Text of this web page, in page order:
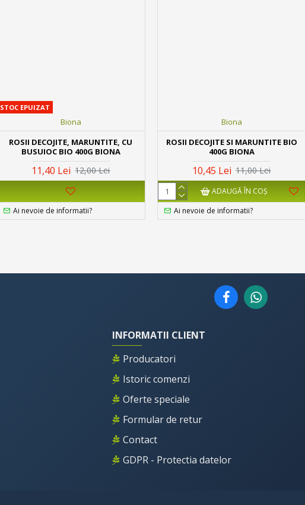
STOC EPUIZAT
Biona
ROSII DECOJITE, MARUNTITE, CU
BUSUIOC BIO 400G BIONA
11,40 Lei 12,00 Lei
Ai nevoie de informatii?
Biona
ROSII DECOJITE SI MARUNTITE BIO
400G BIONA
10,45 Lei 11,00 Lei
ADAUGĂ ÎN COŞ
Ai nevoie de informatii?
INFORMATII CLIENT
Producatori
Istoric comenzi
Oferte speciale
Formular de retur
Contact
GDPR - Protectia datelor